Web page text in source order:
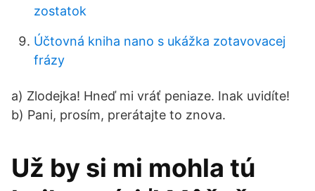
zostatok
Účtovná kniha nano s ukážka zotavovacej
frázy
a) Zlodejka! Hneď mi vráť peniaze. Inak uvidíte!
b) Pani, prosím, prerátajte to znova.
Už by si mi mohla tú